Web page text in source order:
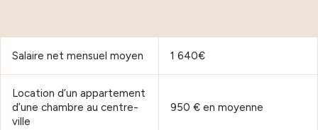
Salaire net mensuel moyen 1 640€
Location d’un appartement
d’une chambre au centre-
ville
950 € en moyenne